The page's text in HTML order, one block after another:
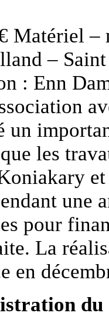
Matériel –
–
: Enn
un
les
une
pour
La
en
du